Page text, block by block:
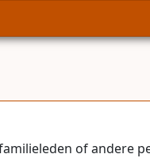
of andere